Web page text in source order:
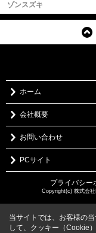
ゾンスズキ
ホーム
会社概要
お問い合わせ
PCサイト
プライバシー
Copyright(c) 株式会
当サイトでは、お客様の
して、クッキー（Cookie